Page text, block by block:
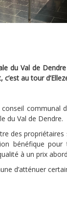
du Val de
au tour
communal
du Val de Dendre.
des
bénéfique
à un prix
d’atténuer